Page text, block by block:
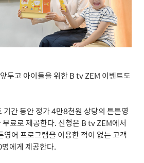
두고 아이들을 위한B tv ZEM 이벤트도
기간 동안 정가4만8천원 상당의 튼튼영
료로 제공한다. 신청은 B tv ZEM에서
영어 프로그램을 이용한 적이 없는 고객
명에게 제공한다.